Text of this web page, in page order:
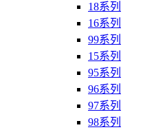
18系列
16系列
99系列
15系列
95系列
96系列
97系列
98系列